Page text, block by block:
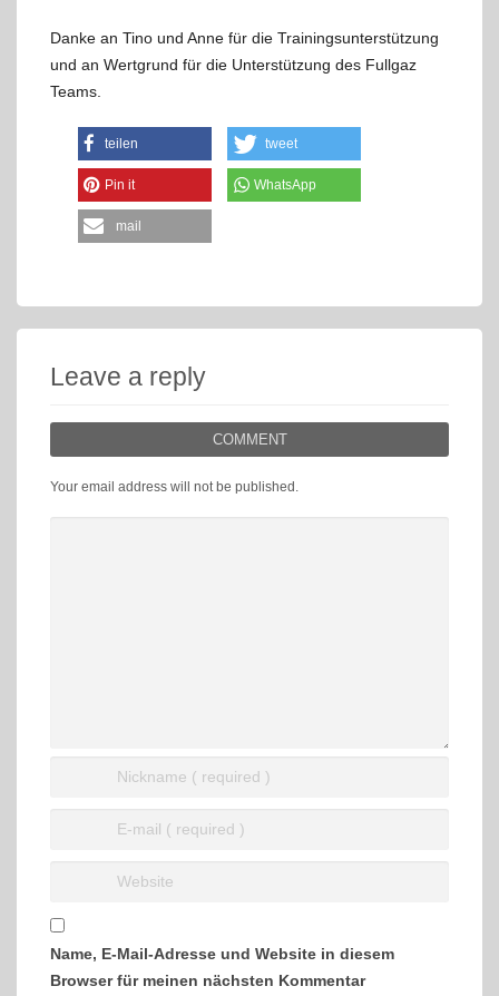
Danke an Tino und Anne für die Trainingsunterstützung
und an Wertgrund für die Unterstützung des Fullgaz
Teams.
teilen tweet
Pin it WhatsApp
mail
Leave a reply
COMMENT
Your email address will not be published.
Name, E-Mail-Adresse und Website in diesem
Browser für meinen nächsten Kommentar